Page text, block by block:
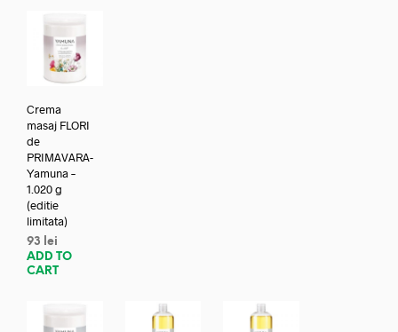
Crema
masaj FLORI
de
PRIMAVARA-
Yamuna –
1.020 g
(editie
limitata)
93
lei
ADD TO
CART